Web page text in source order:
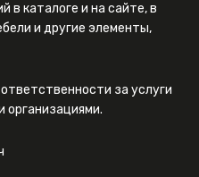
в каталоге и на сайте, в
и другие элементы,
за услуги
организациями.